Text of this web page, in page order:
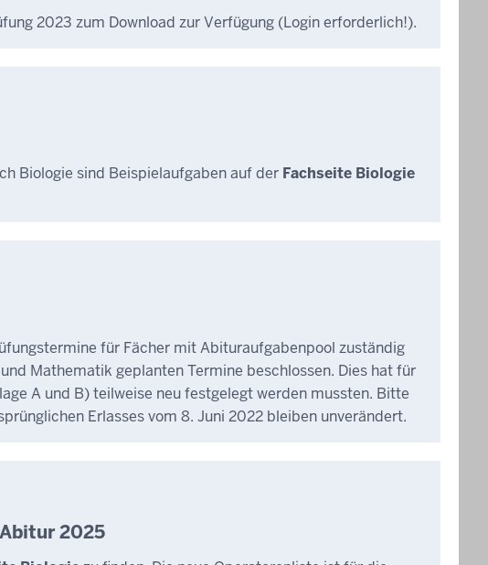
2023 zum Download zur Verfügung (Login erforderlich!).
Biologie sind Beispielaufgaben auf der Fachseite Biologie
für Fächer mit Abituraufgabenpool zuständig
Mathematik geplanten Termine beschlossen. Dies hat für
A und B) teilweise neu festgelegt werden mussten. Bitte
Erlasses vom 8. Juni 2022 bleiben unverändert.
2025